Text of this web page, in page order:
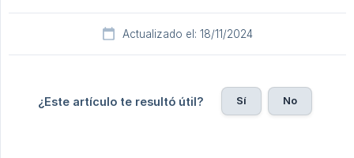
Actualizado el: 18/11/2024
¿Este artículo te resultó útil? Sí No